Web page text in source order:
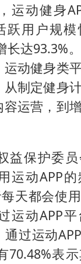
运动健身
跃用户规
长达93.3%
动健身类
制定健身
运营，到
益保护委
运动APP的
天都会使
运动APP
过运动
70.48%表